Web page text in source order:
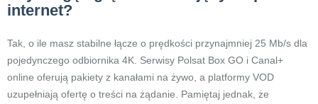
internet?
Tak, o ile masz stabilne łącze o prędkości przynajmniej 25 Mb/s dla
pojedynczego odbiornika 4K. Serwisy Polsat Box GO i Canal+
online oferują pakiety z kanałami na żywo, a platformy VOD
uzupełniają ofertę o treści na żądanie. Pamiętaj jednak, że